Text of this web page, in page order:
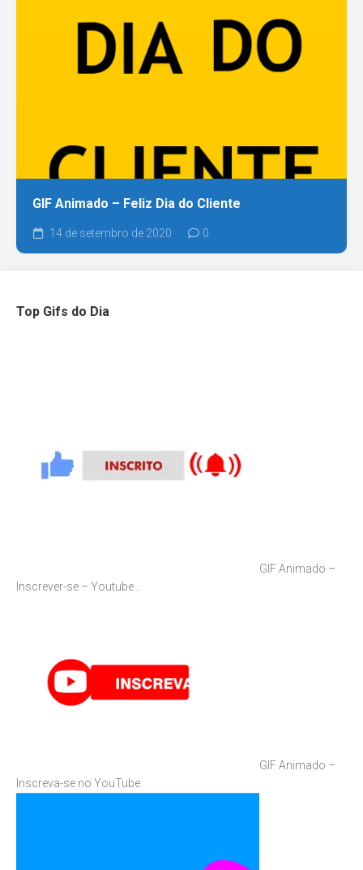
GIF Animado – Feliz Dia do Cliente
14 de setembro de 2020 0
Top Gifs do Dia
GIF Animado –
Inscrever-se – Youtube…
GIF Animado –
Inscreva-se no YouTube